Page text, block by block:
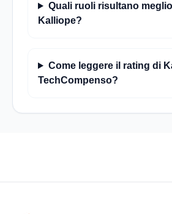
Quali ruoli risultano
Kalliope?
Come leggere il rating di
TechCompenso?